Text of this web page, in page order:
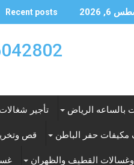
2026
Recent posts
0596042802 تأجير العماله
بالساعه الرياض تأجير
مكيفات حفر الباطن قص
وغسالات القطيف والظهران